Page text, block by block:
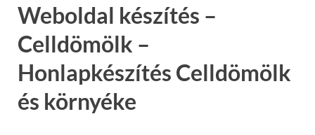
Weboldal készítés –
Celldömölk –
Honlapkészítés Celldömölk
és környéke